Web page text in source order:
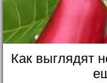
Как выглядят